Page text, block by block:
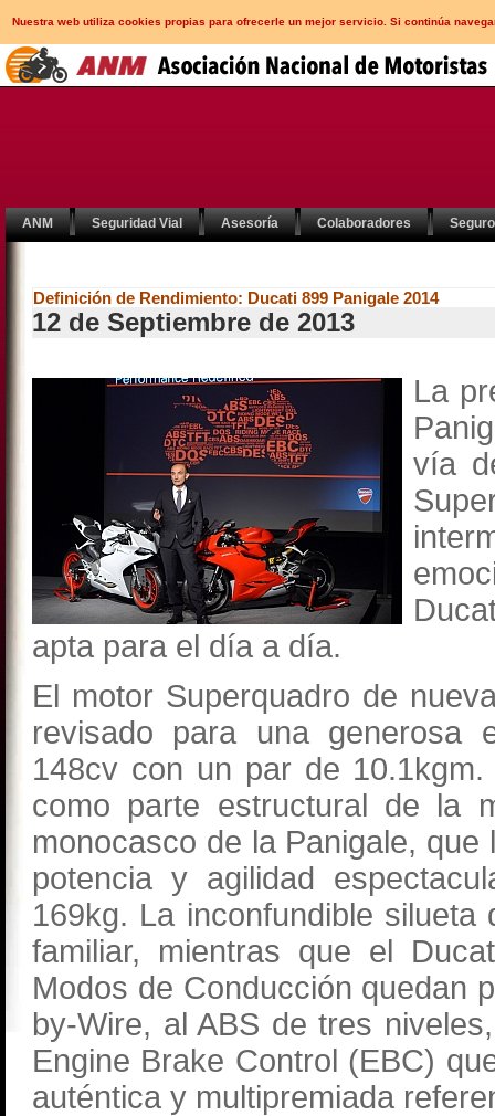
Nuestra web utiliza cookies propias para ofrecerle un mejor servicio. Si continúa
ANM Seguridad Vial Asesoría Colaboradores
Definición de Rendimiento: Ducati 899 Panigale 2014
12 de Septiembre de 2013
La
vía
apta para el día a día.
El motor Superquadro de
revisado para una generosa
148cv con un par de
como parte estructural de la
monocasco de la Panigale,
potencia y agilidad
169kg. La inconfundible
familiar, mientras que el
Modos de Conducción quedan
by-Wire, al ABS de tres
Engine Brake Control (EBC)
auténtica y multipremiada